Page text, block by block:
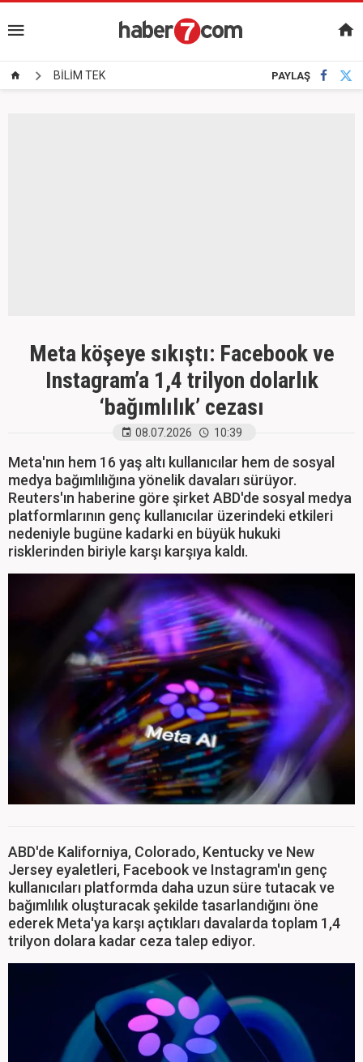
BİLİM TEK PAYLAŞ
Meta köşeye sıkıştı: Facebook ve
Instagram’a 1,4 trilyon dolarlık
‘bağımlılık’ cezası
08.07.2026 10:39
Meta'nın hem 16 yaş altı kullanıcılar hem de sosyal
medya bağımlılığına yönelik davaları sürüyor.
Reuters'ın haberine göre şirket ABD'de sosyal medya
platformlarının genç kullanıcılar üzerindeki etkileri
nedeniyle bugüne kadarki en büyük hukuki
risklerinden biriyle karşı karşıya kaldı.
ABD'de Kaliforniya, Colorado, Kentucky ve New
Jersey eyaletleri, Facebook ve Instagram'ın genç
kullanıcıları platformda daha uzun süre tutacak ve
bağımlılık oluşturacak şekilde tasarlandığını öne
ederek Meta'ya karşı açtıkları davalarda toplam 1,4
trilyon dolara kadar ceza talep ediyor.